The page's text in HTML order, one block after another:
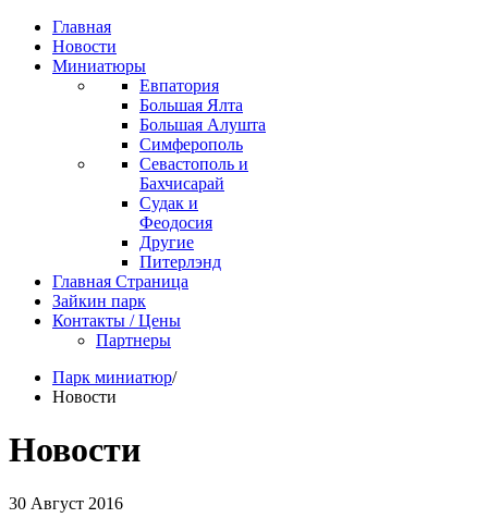
Главная
Новости
Миниатюры
Евпатория
Большая Ялта
Большая Алушта
Симферополь
Севастополь и
Бахчисарай
Судак и
Феодосия
Другие
Питерлэнд
Главная Страница
Зайкин парк
Контакты / Цены
Партнеры
Парк миниатюр/
Новости
Новости
30 Август 2016